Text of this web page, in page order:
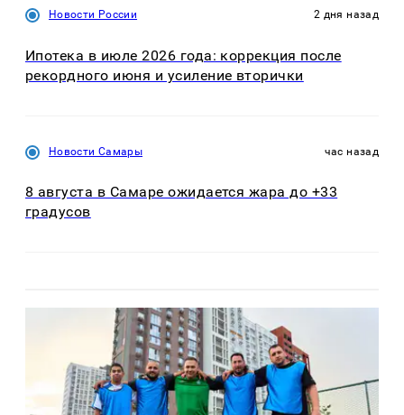
Новости России 2 дня назад
Ипотека в июле 2026 года: коррекция после
рекордного июня и усиление вторички
Новости Самары час назад
8 августа в Самаре ожидается жара до +33
градусов